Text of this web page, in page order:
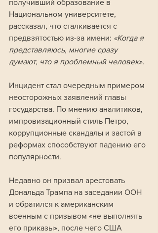
получивший образование в
Национальном университете,
рассказал, что сталкивается с
предвзятостью из-за имени: «Когда я
представляюсь, многие сразу
думают, что я проблемный человек».
Инцидент стал очередным примером
неосторожных заявлений главы
государства. По мнению аналитиков,
импровизационный стиль Петро,
коррупционные скандалы и застой в
реформах способствуют падению его
популярности.
Недавно он призвал арестовать
Дональда Трампа на заседании ООН
и обратился к американским
военным с призывом «не выполнять
его приказы», после чего США